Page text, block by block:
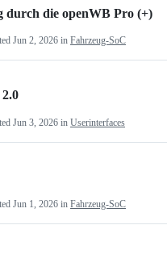
durch die openWB Pro (+)
Jun 2, 2026 in Fahrzeug-SoC
Jun 3, 2026 in Userinterfaces
Jun 1, 2026 in Fahrzeug-SoC